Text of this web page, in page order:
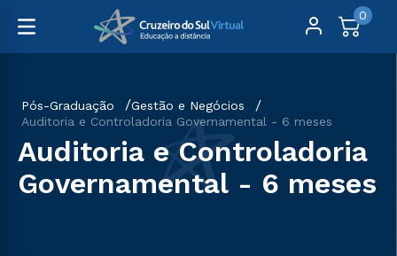
0
Pós-Graduação
Gestão e Negócios
Auditoria e Controladoria Governamental - 6 meses
Auditoria e Controladoria
Governamental - 6 meses